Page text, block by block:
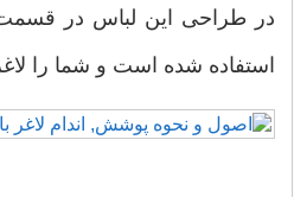
در طراحی این لباس در
استفاده شده است و شما را